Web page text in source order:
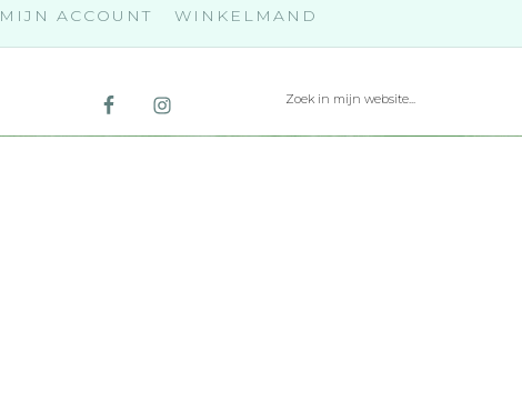
MIJN ACCOUNT WINKELMAND